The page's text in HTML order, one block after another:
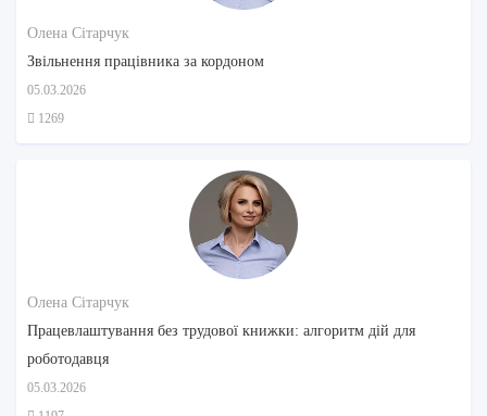
Олена Сітарчук
Звільнення працівника за кордоном
05.03.2026
1269
Олена Сітарчук
Працевлаштування без трудової книжки: алгоритм дій для
роботодавця
05.03.2026